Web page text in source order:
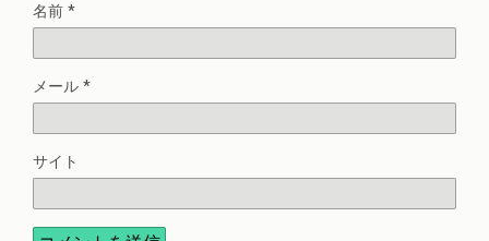
名前 *
メール *
サイト